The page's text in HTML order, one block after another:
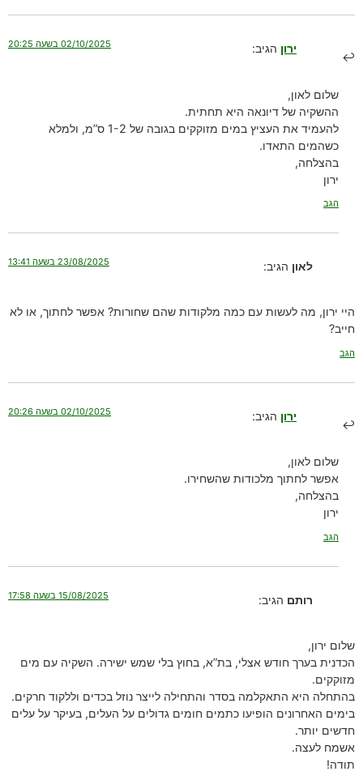
ירון הגיב: 02/10/2025 בשעה 20:25
שלום לאון,
ההשקיה של דיונאה היא תחתית.
להעמיד את העציץ במים מזוקקים בגובה של 1-2 ס”מ, ולמלא
כשהמים התאדו.
בהצלחה,
ירון
הגב
לאון הגיב: 23/08/2025 בשעה 13:41
היי ירון, מה לעשות עם כמה מלקודות שהם שחורות? אפשר לחתוך, או לא
חייב?
הגב
ירון הגיב: 02/10/2025 בשעה 20:26
שלום לאון,
אפשר לחתוך מלכודות שהשחירו.
בהצלחה,
ירון
הגב
רותם הגיב: 15/08/2025 בשעה 17:58
שלום ירון,
הכדנית בערך חודש אצלי, בת”א, בחוץ בלי שמש ישירה. השקיה עם מים
מזוקקים.
בהתחלה היא התאקלמה בסדר והתחילה לייצר נוזל בכדים וללקוד חרקים.
בימים האחרונים הופיעו כתמים חומים גדולים על העלים, בעיקר על עלים
חדשים יותר.
אשמח לעצה.
תודה!